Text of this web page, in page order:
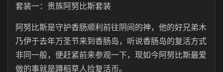
套装一：贵族阿努比斯套装
阿努比斯是守护香肠顺利前往阴间的神，他的好兄弟木
乃伊于去年万圣节来到香肠岛，听说香肠岛的复活方式
非同一般，便赶紧前来参观一下，现如今阿努比斯最爱
做的事就是蹲稻草人捡复活币。